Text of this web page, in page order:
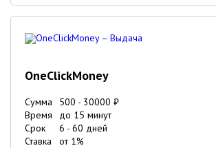
OneClickMoney
Сумма 500 - 30000 ₽
Время
до 15 минут
Срок
6 - 60 дней
Ставка
от 1%